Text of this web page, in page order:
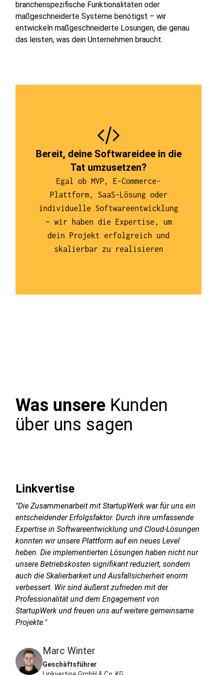
branchenspezifische Funktionalitäten oder
maßgeschneiderte Systeme benötigst – wir
entwickeln maßgeschneiderte Lösungen, die genau
das leisten, was dein Unternehmen braucht.
Bereit, deine Softwareidee in die
Tat umzusetzen?
Egal ob MVP, E-Commerce-
Plattform, SaaS-Lösung oder
individuelle Softwareentwicklung
– wir haben die Expertise, um
dein Projekt erfolgreich und
skalierbar zu realisieren
Was unsere Kunden
über uns sagen
Linkvertise
"Die Zusammenarbeit mit StartupWerk war für uns ein
entscheidender Erfolgsfaktor. Durch ihre umfassende
Expertise in Softwareentwicklung und Cloud-Lösungen
konnten wir unsere Plattform auf ein neues Level
heben. Die implementierten Lösungen haben nicht nur
unsere Betriebskosten signifikant reduziert, sondern
auch die Skalierbarkeit und Ausfallsicherheit enorm
verbessert. Wir sind äußerst zufrieden mit der
Professionalität und dem Engagement von
StartupWerk und freuen uns auf weitere gemeinsame
Projekte."
Marc Winter
Geschäftsführer